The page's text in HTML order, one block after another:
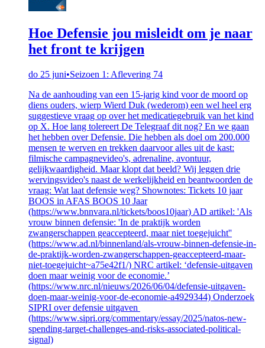
Hoe Defensie jou misleidt om je naar
het front te krijgen
do 25 juni•Seizoen 1: Aflevering 74
Na de aanhouding van een 15-jarig kind voor de moord op
diens ouders, wierp Wierd Duk (wederom) een wel heel erg
suggestieve vraag op over het medicatiegebruik van het kind
op X. Hoe lang tolereert De Telegraaf dit nog? En we gaan
het hebben over Defensie. Die hebben als doel om 200.000
mensen te werven en trekken daarvoor alles uit de kast:
filmische campagnevideo's, adrenaline, avontuur,
gelijkwaardigheid. Maar klopt dat beeld? Wij leggen drie
wervingsvideo's naast de werkelijkheid en beantwoorden de
vraag: Wat laat defensie weg? Shownotes: Tickets 10 jaar
BOOS in AFAS BOOS 10 Jaar
(https://www.bnnvara.nl/tickets/boos10jaar) AD artikel: 'Als
vrouw binnen defensie: 'In de praktijk worden
zwangerschappen geaccepteerd, maar niet toegejuicht''
(https://www.ad.nl/binnenland/als-vrouw-binnen-defensie-in-
de-praktijk-worden-zwangerschappen-geaccepteerd-maar-
niet-toegejuicht~a75e42f1/) NRC artikel: ‘defensie-uitgaven
doen maar weinig voor de economie.’
(https://www.nrc.nl/nieuws/2026/06/04/defensie-uitgaven-
doen-maar-weinig-voor-de-economie-a4929344) Onderzoek
SIPRI over defensie uitgaven
(https://www.sipri.org/commentary/essay/2025/natos-new-
spending-target-challenges-and-risks-associated-political-
signal)